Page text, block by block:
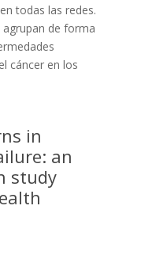
todas las redes.
de forma
cáncer en los
in
an
study